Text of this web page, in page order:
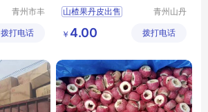
青州市丰
拨打电话
山楂果丹皮出售
山楂果丹皮
果丹皮厂家
青州山丹
限公司
￥ 4.00 拨打电话